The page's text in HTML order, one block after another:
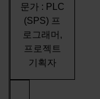
문가 : PLC
(SPS) 프
로그래머,
프로젝트
기획자